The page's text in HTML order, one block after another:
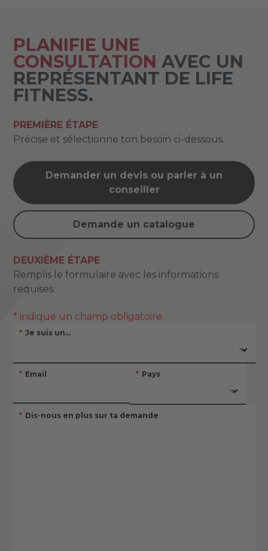
PLANIFIE UNE
CONSULTATION AVEC UN
REPRÉSENTANT DE LIFE
FITNESS.
PREMIÈRE ÉTAPE
Précise et sélectionne ton besoin ci-dessous.
Demander un devis ou parler à un
conseiller
Demande un catalogue
DEUXIÈME ÉTAPE
Remplis le formulaire avec les informations
requises.